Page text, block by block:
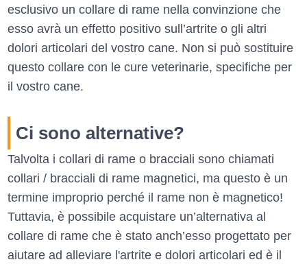
esclusivo un collare di rame nella convinzione che
esso avrà un effetto positivo sull’artrite o gli altri
dolori articolari del vostro cane. Non si può sostituire
questo collare con le cure veterinarie, specifiche per
il vostro cane.
Ci sono alternative?
Talvolta i collari di rame o bracciali sono chiamati
collari / bracciali di rame magnetici, ma questo è un
termine improprio perché il rame non è magnetico!
Tuttavia, è possibile acquistare un’alternativa al
collare di rame che è stato anch’esso progettato per
aiutare ad alleviare l'artrite e dolori articolari ed è il